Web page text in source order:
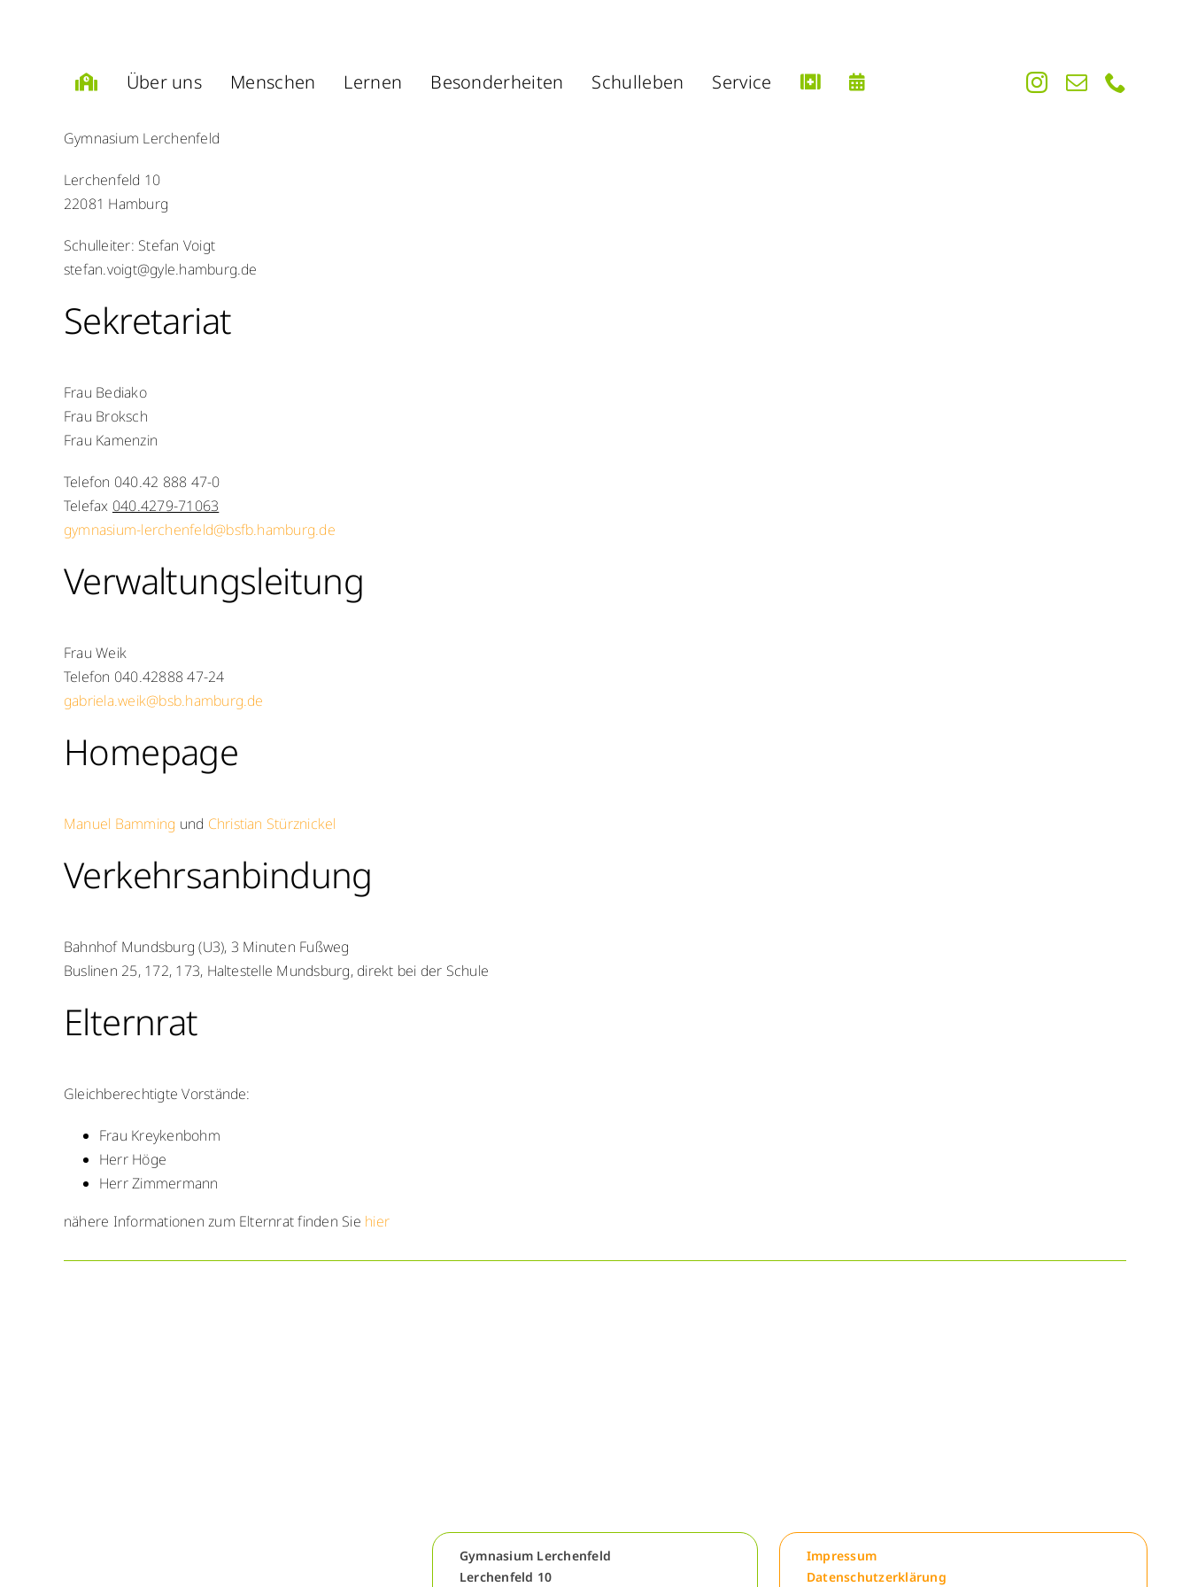
Über uns Menschen Lernen Besonderheiten Schulleben Service
Gymnasium Lerchenfeld
Lerchenfeld 10
22081 Hamburg
Schulleiter: Stefan Voigt
stefan.voigt@gyle.hamburg.de
Sekretariat
Frau Bediako
Frau Broksch
Frau Kamenzin
Telefon 040.42 888 47-0
Telefax 040.4279-71063
gymnasium-lerchenfeld@bsfb.hamburg.de
Verwaltungsleitung
Frau Weik
Telefon 040.42888 47-24
gabriela.weik@bsb.hamburg.de
Homepage
Manuel Bamming und Christian Stürznickel
Verkehrsanbindung
Bahnhof Mundsburg (U3), 3 Minuten Fußweg
Buslinen 25, 172, 173, Haltestelle Mundsburg, direkt bei der Schule
Elternrat
Gleichberechtigte Vorstände:
Frau Kreykenbohm
Herr Höge
Herr Zimmermann
nähere Informationen zum Elternrat finden Sie hier
Gymnasium Lerchenfeld
Lerchenfeld 10
Impressum
Datenschutzerklärung